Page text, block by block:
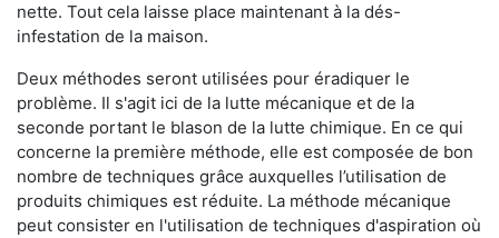
nette. Tout cela laisse place maintenant à la dés-
infestation de la maison.
Deux méthodes seront utilisées pour éradiquer le
problème. Il s'agit ici de la lutte mécanique et de la
seconde portant le blason de la lutte chimique. En ce qui
concerne la première méthode, elle est composée de bon
nombre de techniques grâce auxquelles l’utilisation de
produits chimiques est réduite. La méthode mécanique
peut consister en l'utilisation de techniques d'aspiration où